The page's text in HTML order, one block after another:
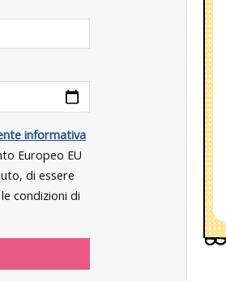
informativa
Europeo EU
di essere
condizioni di